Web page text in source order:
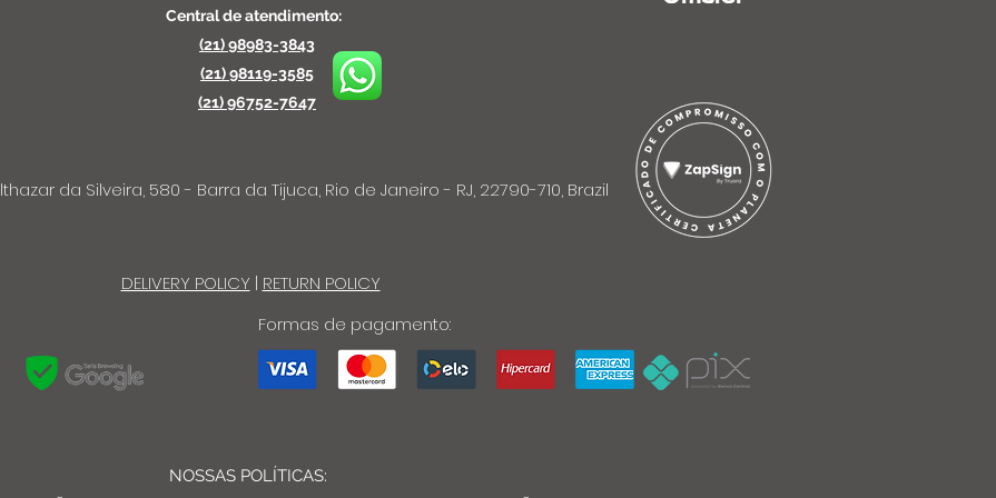
Central de atendimento:
(21) 98983-3843
(21) 98119-3585
(21) 96752-7647
da Silveira, 580 - Barra da Tijuca, Rio de Janeiro - RJ, 22790-710, Brazil
DELIVERY POLICY | RETURN POLICY
Formas de pagamento:
NOSSAS POLÍTICAS: